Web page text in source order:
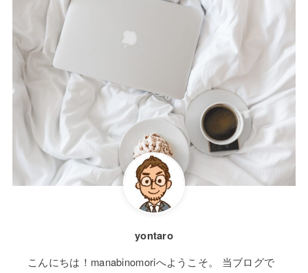
yontaro
こんにちは！manabinomoriへようこそ。 当ブログで